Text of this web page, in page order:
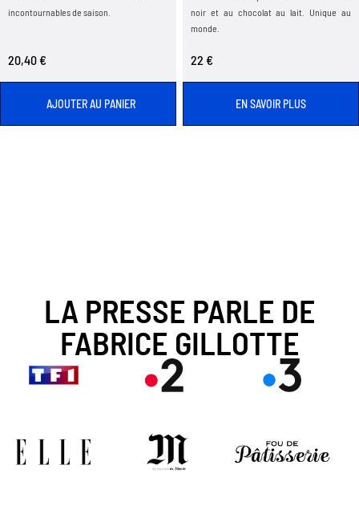
incontournables de saison.
20,40 €
AJOUTER AU PANIER
noir et au chocolat au lait. Unique au
monde.
22 €
EN SAVOIR PLUS
LA PRESSE PARLE DE
FABRICE GILLOTTE